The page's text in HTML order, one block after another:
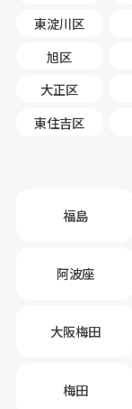
東淀川区
旭区
大正区
東住吉区
福島
阿波座
大阪梅田
梅田